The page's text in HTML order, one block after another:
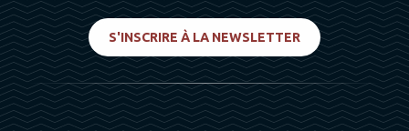
S'INSCRIRE À LA NEWSLETTER